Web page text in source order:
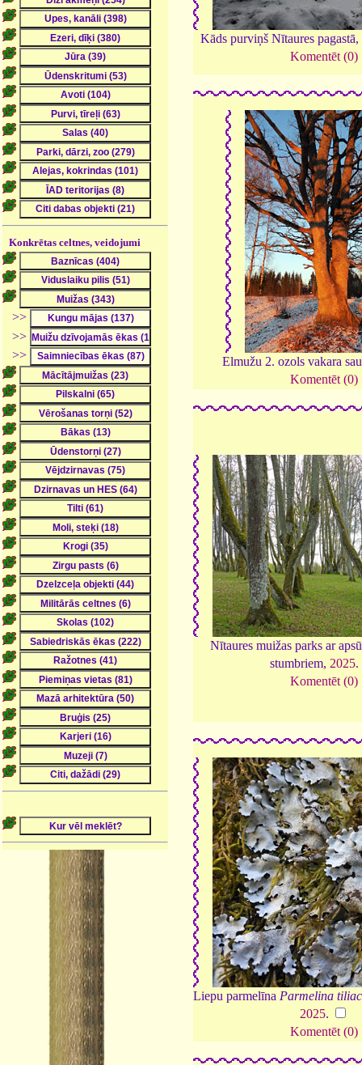
Konkrētas celtnes, veidojumi
>>
>>
>>
Kāds purviņš Nītaures
Komentēt (0)
Elmužu 2. ozols vakara
Komentēt (0)
Nītaures muižas parks ar
stumbriem, 2025.
Komentēt (0)
Liepu parmelīna Parmelina
2025.
Komentēt (0)